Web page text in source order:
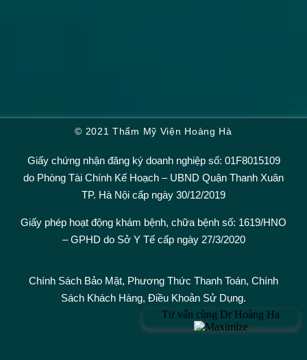
© 2021 Thẩm Mỹ Viện Hoàng Hà
Giấy chứng nhận đăng ký doanh nghiệp số: 01F8015109
do Phòng Tài Chính Kế Hoạch – UBND Quận Thanh Xuân
TP. Hà Nội cấp ngày 30/12/2019
Giấy phép hoạt động khám bệnh, chữa bệnh số: 1619/HNO
– GPHD do Sở Y Tế cấp ngày 27/3/2020
Chính Sách Bảo Mật, Phương Thức Thanh Toán, Chính
Sách Khách Hàng, Điều Khoản Sử Dụng.